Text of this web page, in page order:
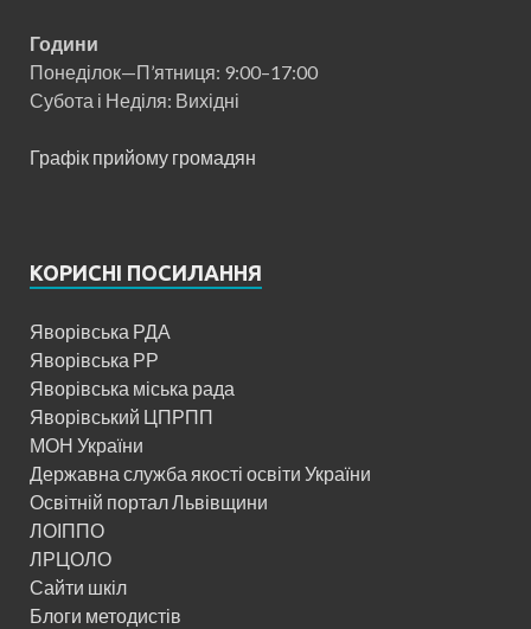
Години
Понеділок—П’ятниця: 9:00–17:00
Субота і Неділя: Вихідні
Графік прийому громадян
КОРИСНІ ПОСИЛАННЯ
Яворівська РДА
Яворівська РР
Яворівська міська рада
Яворівський ЦПРПП
МОН України
Державна служба якості освіти України
Освітній портал Львівщини
ЛОІППО
ЛРЦОЛО
Сайти шкіл
Блоги методистів